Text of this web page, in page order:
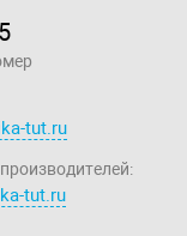
tut.ru
tut.ru